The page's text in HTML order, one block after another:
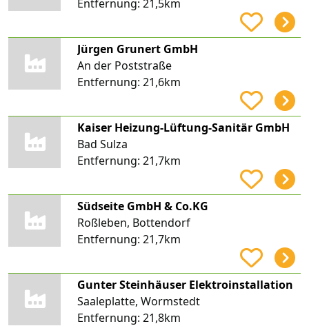
Entfernung: 21,5km
Jürgen Grunert GmbH
An der Poststraße
Entfernung: 21,6km
Kaiser Heizung-Lüftung-Sanitär GmbH
Bad Sulza
Entfernung: 21,7km
Südseite GmbH & Co.KG
Roßleben, Bottendorf
Entfernung: 21,7km
Gunter Steinhäuser Elektroinstallation
Saaleplatte, Wormstedt
Entfernung: 21,8km